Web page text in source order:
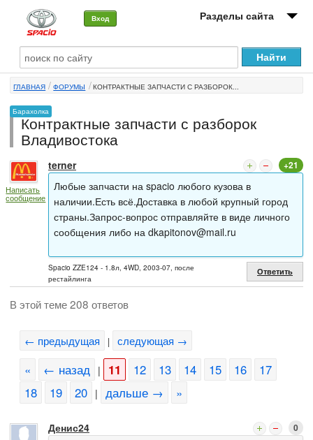
Вход Разделы сайта
О машине
Автоклуб
Форумы
Сервисы и услуги
Новости
ГЛАВНАЯ ФОРУМЫ КОНТРАКТНЫЕ ЗАПЧАСТИ С РАЗБОРОК...
Барахолка
Контрактные запчасти с разборок
Владивостока
Написать
сообщение
terner +21
Любые запчасти на spacio любого кузова в
наличии.Есть всё.Доставка в любой крупный город
страны.Запрос-вопрос отправляйте в виде личного
сообщения либо на dkapitonov@mail.ru
Spacio ZZE124 - 1.8л, 4WD, 2003-07, после
рестайлинга
Ответить
В этой теме 208 ответов
← предыдущая | следующая →
« ← назад | 11 12 13 14 15 16
17
18
19 20 | дальше → »
Денис24 0